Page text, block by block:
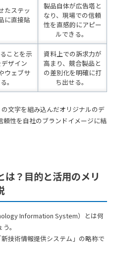
たステッ
に直接貼
製品自体が広告塔と
なり、現場での信頼
性を直感的にアピー
ルできる。
ことを示
ザイン
ウェブサ
。
資料上での訴求力が
高まり、競合製品と
の差別化を明確に打
ち出せる。
文字を組み込んだオリジナルのデ
性を自社のブランドイメージに結
？目的と活用のメリ
Information System）とは何
。
技術情報提供システム」の略称で